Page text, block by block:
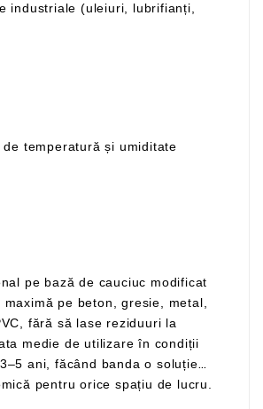
industriale (uleiuri, lubrifianți,
temperatură și umiditate
pe bază de cauciuc modificat
pe beton, gresie, metal,
fără să lase reziduuri la
medie de utilizare în condiții
ani, făcând banda o soluție
pentru orice spațiu de lucru.